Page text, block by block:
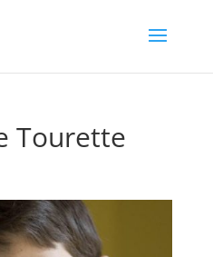
Tourette